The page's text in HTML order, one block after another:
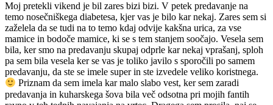
Moj pretekli vikend je bil zares bizi bizi. V petek predavanje na
temo nosečniškega diabetesa, kjer vas je bilo kar nekaj. Zares sem si
zaželela da se tudi na to temo kdaj odvije kakšna urica, za vse
mamice in bodoče mamice, ki se s tem stanjem soočajo. Vesela sem
bila, ker smo na predavanju skupaj odprle kar nekaj vprašanj, sploh
pa sem bila vesela ker se vas je toliko javilo s sporočili po samem
predavanju, da ste se imele super in ste izvedele veliko koristnega.
Priznam da sem imela kar malo slabo vest, ker sem zaradi
predavanja in kuharskega šova bila več odsotna pri mojih fantih